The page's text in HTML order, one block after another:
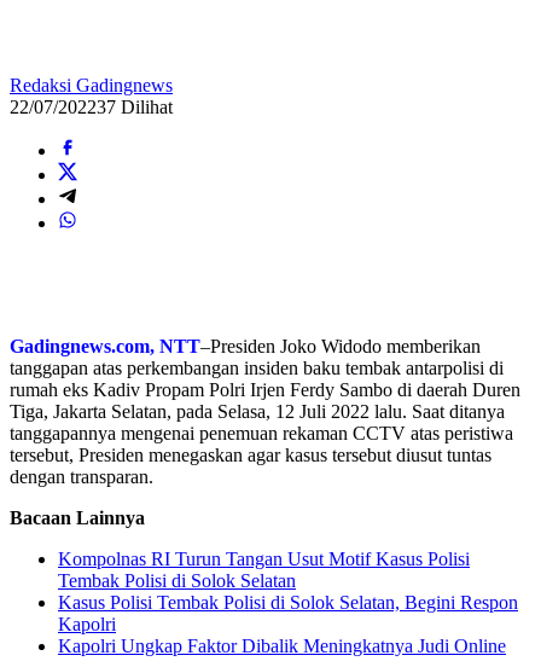
Redaksi Gadingnews
22/07/202237 Dilihat
Gadingnews.com, NTT–Presiden Joko Widodo memberikan
tanggapan atas perkembangan insiden baku tembak antarpolisi di
rumah eks Kadiv Propam Polri Irjen Ferdy Sambo di daerah Duren
Tiga, Jakarta Selatan, pada Selasa, 12 Juli 2022 lalu. Saat ditanya
tanggapannya mengenai penemuan rekaman CCTV atas peristiwa
tersebut, Presiden menegaskan agar kasus tersebut diusut tuntas
dengan transparan.
Bacaan Lainnya
Kompolnas RI Turun Tangan Usut Motif Kasus Polisi
Tembak Polisi di Solok Selatan
Kasus Polisi Tembak Polisi di Solok Selatan, Begini Respon
Kapolri
Kapolri Ungkap Faktor Dibalik Meningkatnya Judi Online